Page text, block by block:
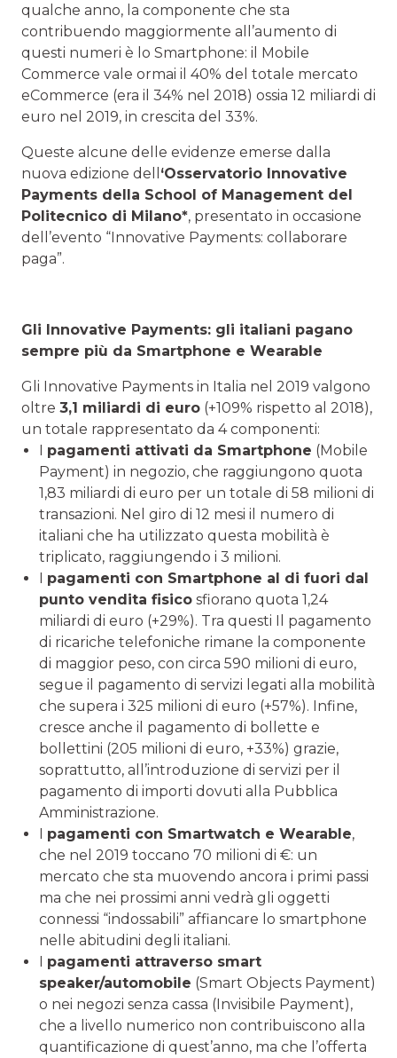
qualche anno, la componente che sta
contribuendo maggiormente all’aumento di
questi numeri è lo Smartphone: il Mobile
Commerce vale ormai il 40% del totale mercato
eCommerce (era il 34% nel 2018) ossia 12 miliardi di
euro nel 2019, in crescita del 33%.
Queste alcune delle evidenze emerse dalla
nuova edizione dell ‘Osservatorio Innovative
Payments della School of Management del
Politecnico di Milano*, presentato in occasione
dell’evento “Innovative Payments: collaborare
paga”.
Gli Innovative Payments: gli italiani pagano
sempre più da Smartphone e Wearable
Gli Innovative Payments in Italia nel 2019 valgono
oltre 3,1 miliardi di euro (+109% rispetto al 2018),
un totale rappresentato da 4 componenti:
I pagamenti attivati da Smartphone (Mobile
Payment) in negozio, che raggiungono quota
1,83 miliardi di euro per un totale di 58 milioni di
transazioni. Nel giro di 12 mesi il numero di
italiani che ha utilizzato questa mobilità è
triplicato, raggiungendo i 3 milioni.
I pagamenti con Smartphone al di fuori dal
punto vendita fisico sfiorano quota 1,24
miliardi di euro (+29%). Tra questi Il pagamento
di ricariche telefoniche rimane la componente
di maggior peso, con circa 590 milioni di euro,
segue il pagamento di servizi legati alla mobilità
che supera i 325 milioni di euro (+57%). Infine,
cresce anche il pagamento di bollette e
bollettini (205 milioni di euro, +33%) grazie,
soprattutto, all’introduzione di servizi per il
pagamento di importi dovuti alla Pubblica
Amministrazione.
I pagamenti con Smartwatch e Wearable,
che nel 2019 toccano 70 milioni di €: un
mercato che sta muovendo ancora i primi passi
ma che nei prossimi anni vedrà gli oggetti
connessi “indossabili” affiancare lo smartphone
nelle abitudini degli italiani.
I pagamenti attraverso smart
speaker/automobile (Smart Objects Payment)
o nei negozi senza cassa (Invisibile Payment),
che a livello numerico non contribuiscono alla
quantificazione di quest’anno, ma che l’offerta